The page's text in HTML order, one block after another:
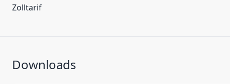
Zolltarif
Downloads